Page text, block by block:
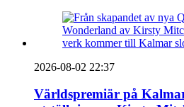
2026-08-02 22:37
Världspremiär på